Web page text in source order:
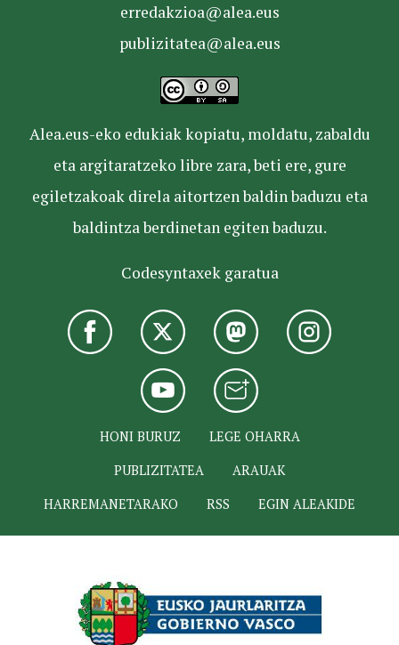
erredakzioa@alea.eus
publizitatea@alea.eus
Alea.eus-eko edukiak kopiatu, moldatu, zabaldu
eta argitaratzeko libre zara, beti ere, gure
egiletzakoak direla aitortzen baldin baduzu eta
baldintza berdinetan egiten baduzu.
Codesyntaxek garatua
HONI BURUZ
LEGE OHARRA
PUBLIZITATEA
ARAUAK
HARREMANETARAKO
RSS EGIN ALEAKIDE